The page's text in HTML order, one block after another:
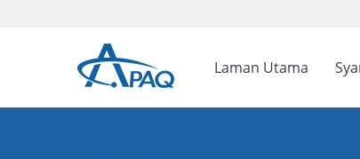
Laman Utama